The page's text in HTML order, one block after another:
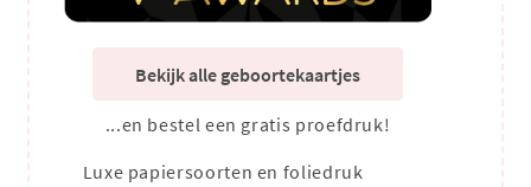
Bekijk alle geboortekaartjes
...en bestel een gratis proefdruk!
Luxe papiersoorten en foliedruk